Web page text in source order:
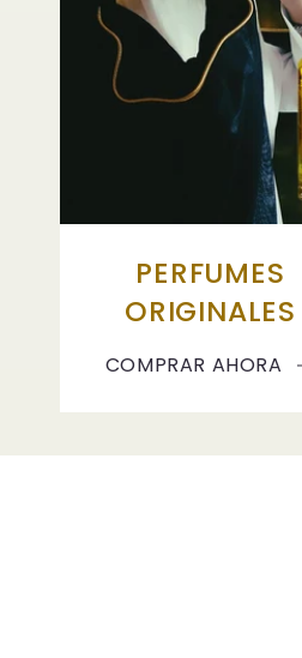
PERFUMES
ORIGINALES
COMPRAR AHORA